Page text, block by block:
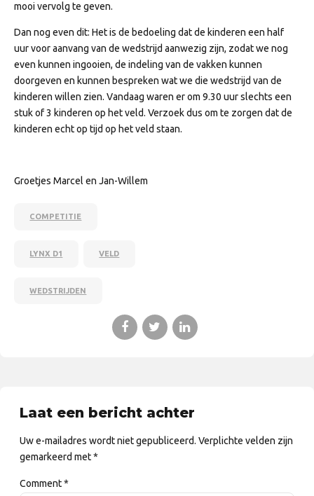
mooi vervolg te geven.
Dan nog even dit: Het is de bedoeling dat de kinderen een half
uur voor aanvang van de wedstrijd aanwezig zijn, zodat we nog
even kunnen ingooien, de indeling van de vakken kunnen
doorgeven en kunnen bespreken wat we die wedstrijd van de
kinderen willen zien. Vandaag waren er om 9.30 uur slechts een
stuk of 3 kinderen op het veld. Verzoek dus om te zorgen dat de
kinderen echt op tijd op het veld staan.
Groetjes Marcel en Jan-Willem
COMPETITIE
LYNX D1 VELD
WEDSTRIJDEN
Laat een bericht achter
Uw e-mailadres wordt niet gepubliceerd. Verplichte velden zijn
gemarkeerd met *
Comment*